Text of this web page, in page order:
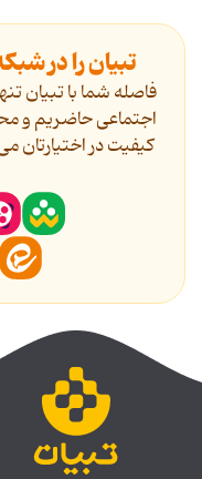
تبیان را در
فاصله شما با تبیان
اجتماعی حاضریم و
کیفیت در اختیارتان